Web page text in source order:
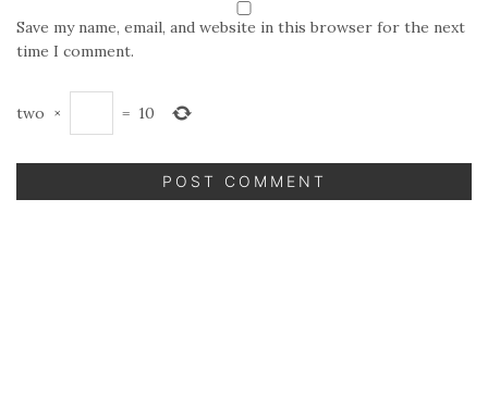
Save my name, email, and website in this browser for the next
time I comment.
two × = 10